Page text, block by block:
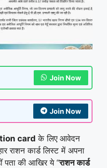
Join Now
Join Now
card के लिए आवेदन
राशन कार्ड लिस्ट में अपना
पता की आखिर ये “राशन कार्ड